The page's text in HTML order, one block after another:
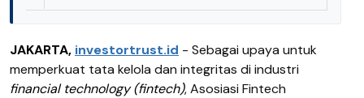
JAKARTA, investortrust.id - Sebagai upaya untuk
memperkuat tata kelola dan integritas di industri
financial technology (fintech), Asosiasi Fintech